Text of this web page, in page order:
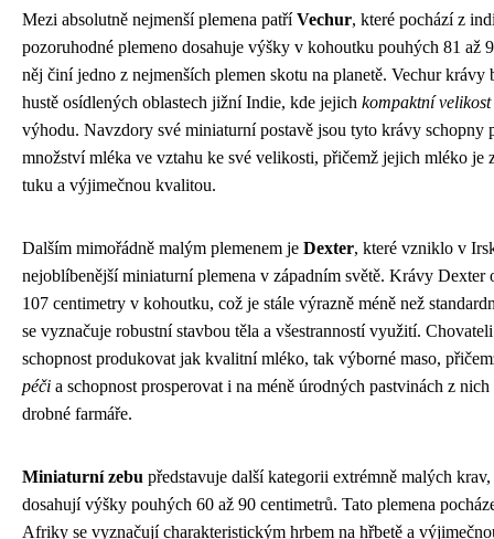
Mezi absolutně nejmenší plemena patříVechur, které pochází z
pozoruhodné plemeno dosahuje výšky v kohoutku pouhých 81 až
něj činí jedno z nejmenších plemen skotu na planetě. Vechur
hustě osídlených oblastech jižní Indie, kde jejich kompaktní velikost
výhodu. Navzdory své miniaturní postavě jsou tyto krávy schopny
množství mléka ve vztahu ke své velikosti, přičemž jejich mléko je
tuku a výjimečnou kvalitou.
Dalším mimořádně malým plemenem je Dexter, které vzniklo v
nejoblíbenější miniaturní plemena v západním světě. Krávy Dexter
107 centimetry v kohoutku, což je stále výrazně méně než
se vyznačuje robustní stavbou těla a všestranností využití.
schopnost produkovat jak kvalitní mléko, tak výborné maso,
péči a schopnost prosperovat i na méně úrodných pastvinách z
drobné farmáře.
Miniaturní zebu představuje další kategorii extrémně malých
dosahují výšky pouhých 60 až 90 centimetrů. Tato plemena
Afriky se vyznačují charakteristickým hrbem na hřbetě a